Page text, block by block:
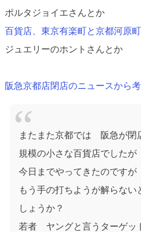
ポルタジョイエさんとか
百貨店、東京有楽町と京都河原
ジュエリーのホントさんとか
阪急京都店閉店のニュースから考
またまた京都では 阪急が閉
規模の小さな百貨店でした
今日までやってきたのですが
もう手の打ちようが解らな
しょうか？
若者 ヤングと言うターゲッ